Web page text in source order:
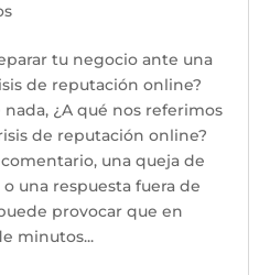
tu negocio ante una
de reputación online?
¿A qué nos referimos
de reputación online?
una queja de
una respuesta fuera de
provocar que en
minutos...